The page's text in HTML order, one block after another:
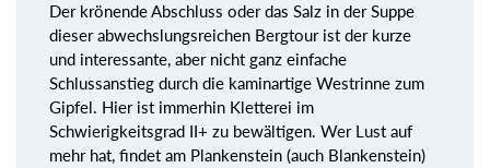
Der krönende Abschluss oder das Salz in der Suppe
dieser abwechslungsreichen Bergtour ist der kurze
und interessante, aber nicht ganz einfache
Schlussanstieg durch die kaminartige Westrinne zum
Gipfel. Hier ist immerhin Kletterei im
Schwierigkeitsgrad II+ zu bewältigen. Wer Lust auf
mehr hat, findet am Plankenstein (auch Blankenstein)